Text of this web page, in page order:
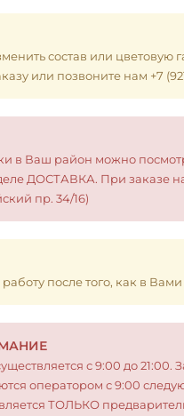
состав или цветовую
или позвоните нам +7
в Ваш район можно
ДОСТАВКА. При заказе
пр. 34/16)
работу после того, как в
с 9:00 до 21:00.
оператором с 9:00
ТОЛЬКО